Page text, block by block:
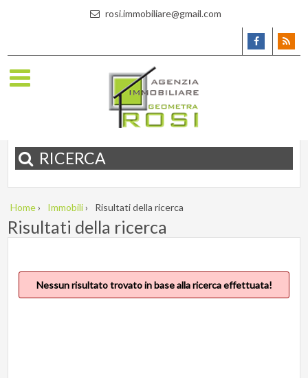
rosi.immobiliare@gmail.com
RICERCA
Home› Immobili› Risultati della ricerca
Risultati della ricerca
Nessun risultato trovato in base alla ricerca effettuata!